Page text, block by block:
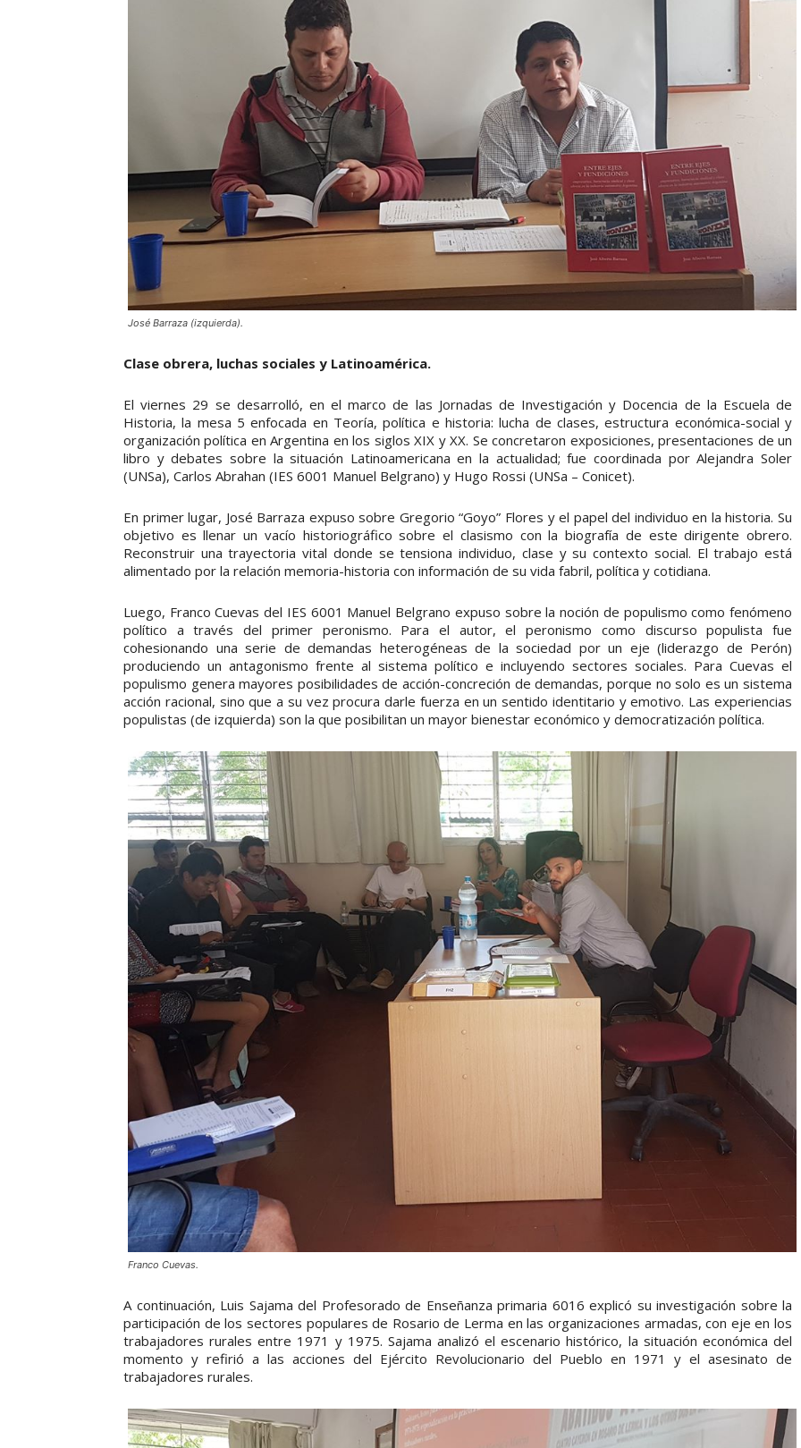
José Barraza (izquierda).
Clase obrera, luchas sociales y Latinoamérica.
El viernes 29 se desarrolló, en el marco de las Jornadas de Investigación y Docencia de la Escuela de
Historia, la mesa 5 enfocada en Teoría, política e historia: lucha de clases, estructura económica-social y
organización política en Argentina en los siglos XIX y XX. Se concretaron exposiciones, presentaciones de un
libro y debates sobre la situación Latinoamericana en la actualidad; fue coordinada por Alejandra Soler
(UNSa), Carlos Abrahan (IES 6001 Manuel Belgrano) y Hugo Rossi (UNSa – Conicet).
En primer lugar, José Barraza expuso sobre Gregorio “Goyo” Flores y el papel del individuo en la historia. Su
objetivo es llenar un vacío historiográfico sobre el clasismo con la biografía de este dirigente obrero.
Reconstruir una trayectoria vital donde se tensiona individuo, clase y su contexto social. El trabajo está
alimentado por la relación memoria-historia con información de su vida fabril, política y cotidiana.
Luego, Franco Cuevas del IES 6001 Manuel Belgrano expuso sobre la noción de populismo como fenómeno
político a través del primer peronismo. Para el autor, el peronismo como discurso populista fue
cohesionando una serie de demandas heterogéneas de la sociedad por un eje (liderazgo de Perón)
produciendo un antagonismo frente al sistema político e incluyendo sectores sociales. Para Cuevas el
populismo genera mayores posibilidades de acción-concreción de demandas, porque no solo es un sistema
acción racional, sino que a su vez procura darle fuerza en un sentido identitario y emotivo. Las experiencias
populistas (de izquierda) son la que posibilitan un mayor bienestar económico y democratización política.
Franco Cuevas.
A continuación, Luis Sajama del Profesorado de Enseñanza primaria 6016 explicó su investigación sobre la
participación de los sectores populares de Rosario de Lerma en las organizaciones armadas, con eje en los
trabajadores rurales entre 1971 y 1975. Sajama analizó el escenario histórico, la situación económica del
momento y refirió a las acciones del Ejército Revolucionario del Pueblo en 1971 y el asesinato de
trabajadores rurales.